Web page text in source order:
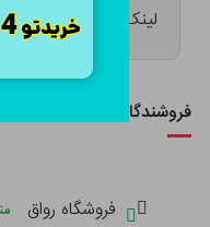
لینک کوتاه:
فروشندگان این کالا
فروشگاه رواق